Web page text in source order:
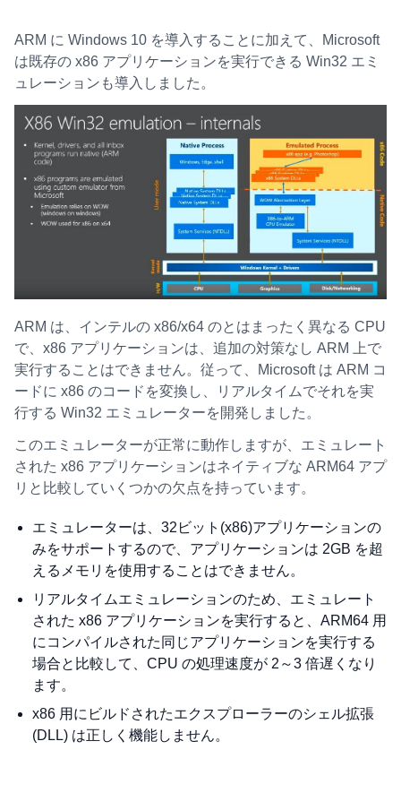
ARM に Windows 10 を導入することに加えて、Microsoft
は既存の x86 アプリケーションを実行できる Win32 エミ
ュレーションも導入しました。
ARM は、インテルの x86/x64 のとはまったく異なる CPU
で、x86 アプリケーションは、追加の対策なし ARM 上で
実行することはできません。従って、Microsoft は ARM コ
ードに x86 のコードを変換し、リアルタイムでそれを実
行する Win32 エミュレーターを開発しました。
このエミュレーターが正常に動作しますが、エミュレート
された x86 アプリケーションはネイティブな ARM64 アプ
リと比較していくつかの欠点を持っています。
エミュレーターは、32ビット(x86)アプリケーションの
みをサポートするので、アプリケーションは 2GB を超
えるメモリを使用することはできません。
リアルタイムエミュレーションのため、エミュレート
された x86 アプリケーションを実行すると、ARM64 用
にコンパイルされた同じアプリケーションを実行する
場合と比較して、CPU の処理速度が 2～3 倍遅くなり
ます。
x86 用にビルドされたエクスプローラーのシェル拡張
(DLL) は正しく機能しません。